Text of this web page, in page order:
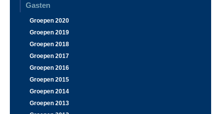
Gasten
Groepen 2020
Groepen 2019
Groepen 2018
Groepen 2017
Groepen 2016
Groepen 2015
Groepen 2014
Groepen 2013